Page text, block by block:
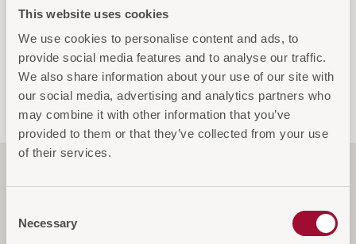
This website uses cookies
We use cookies to personalise content and ads, to
provide social media features and to analyse our traffic.
We also share information about your use of our site with
our social media, advertising and analytics partners who
may combine it with other information that you’ve
provided to them or that they’ve collected from your use
of their services.
Selection
Necessary